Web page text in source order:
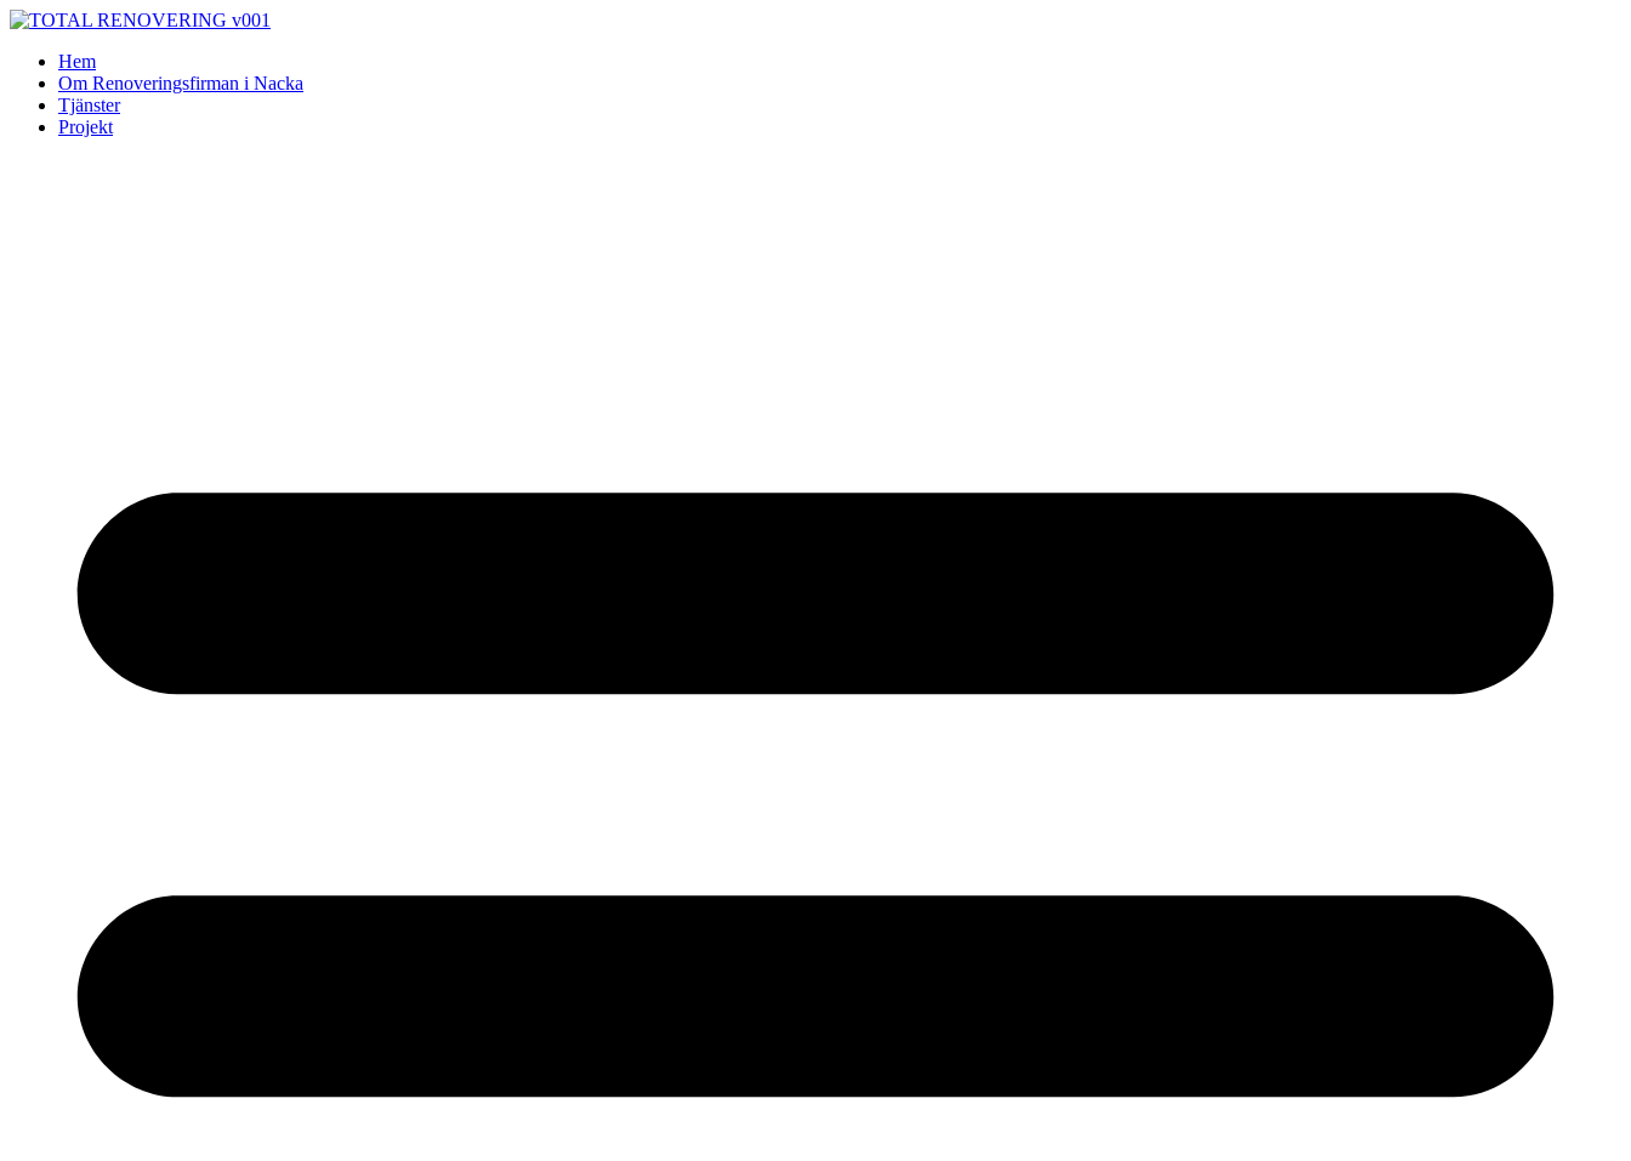
Skip
contentHem
Om Renoveringsfirman i Nacka
Tjänster
Projekt